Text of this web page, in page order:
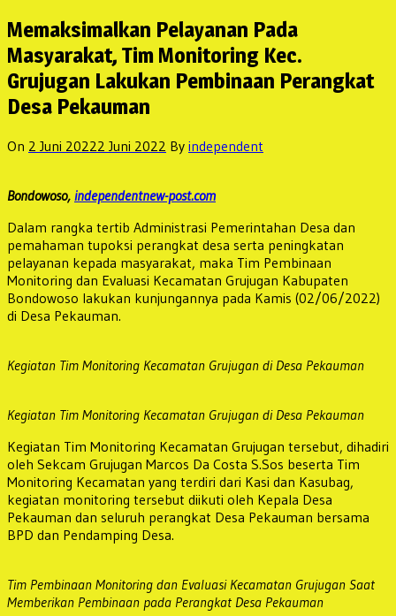
Memaksimalkan Pelayanan Pada
Masyarakat, Tim Monitoring Kec.
Grujugan Lakukan Pembinaan Perangkat
Desa Pekauman
On 2 Juni 20222 Juni 2022 By independent
Bondowoso, independentnew-post.com
Dalam rangka tertib Administrasi Pemerintahan Desa dan
pemahaman tupoksi perangkat desa serta peningkatan
pelayanan kepada masyarakat, maka Tim Pembinaan
Monitoring dan Evaluasi Kecamatan Grujugan Kabupaten
Bondowoso lakukan kunjungannya pada Kamis (02/06/2022)
di Desa Pekauman.
Kegiatan Tim Monitoring Kecamatan Grujugan di Desa Pekauman
Kegiatan Tim Monitoring Kecamatan Grujugan di Desa Pekauman
Kegiatan Tim Monitoring Kecamatan Grujugan tersebut, dihadiri
oleh Sekcam Grujugan Marcos Da Costa S.Sos beserta Tim
Monitoring Kecamatan yang terdiri dari Kasi dan Kasubag,
kegiatan monitoring tersebut diikuti oleh Kepala Desa
Pekauman dan seluruh perangkat Desa Pekauman bersama
BPD dan Pendamping Desa.
Tim Pembinaan Monitoring dan Evaluasi Kecamatan Grujugan Saat
Memberikan Pembinaan pada Perangkat Desa Pekauman